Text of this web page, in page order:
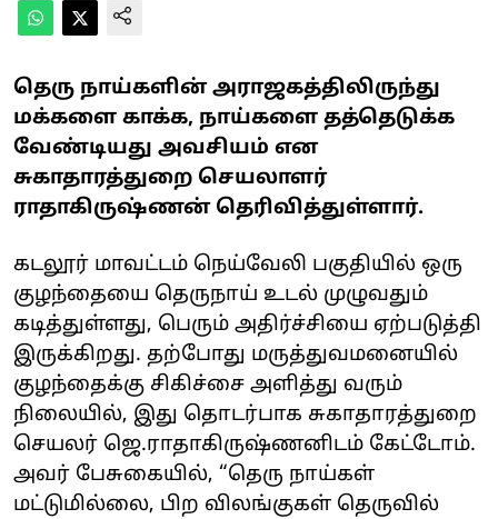
தெரு நாய்களின் அராஜகத்திலிருந்து
மக்களை காக்க, நாய்களை தத்தெடுக்க
வேண்டியது அவசியம் என
சுகாதாரத்துறை செயலாளர்
ராதாகிருஷ்ணன் தெரிவித்துள்ளார்.
கடலூர் மாவட்டம் நெய்வேலி பகுதியில் ஒரு
குழந்தையை தெருநாய் உடல் முழுவதும்
கடித்துள்ளது, பெரும் அதிர்ச்சியை ஏற்படுத்தி
இருக்கிறது. தற்போது மருத்துவமனையில்
குழந்தைக்கு சிகிச்சை அளித்து வரும்
நிலையில், இது தொடர்பாக சுகாதாரத்துறை
செயலர் ஜெ.ராதாகிருஷ்ணனிடம் கேட்டோம்.
அவர் பேசுகையில், “தெரு நாய்கள்
மட்டுமில்லை, பிற விலங்குகள் தெருவில்